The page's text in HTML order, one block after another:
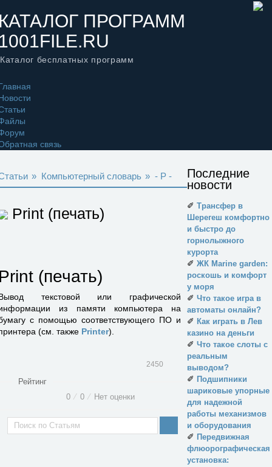
ПРОГРАММ
Каталог бесплатных программ
связь
» Компьютерный словарь » - P -
Print (печать)
(печать)
текстовой или графической
из памяти компьютера на
с помощью соответствующего ПО и
(см. также Printer).
2450
Рейтинг
0 ⁄ 0 ⁄ Нет оценки
Последние
новости
✐ Трансфер в
Шерегеш комфортно
и быстро до
горнолыжного
курорта
✐ ЖК Marine garden:
роскошь и комфорт
у моря
✐ Что такое игра в
автоматы онлайн?
✐ Как играть в Лев
казино на деньги
✐ Что такое слоты с
реальным
выводом?
✐ Подшипники
шариковые упорные
для надежной
работы механизмов
и оборудования
✐ Передвижная
флюорографическая
установка: